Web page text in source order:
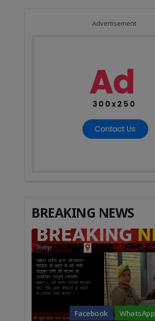
Advertisement
BREAKING NEWS
Facebook WhatsApp